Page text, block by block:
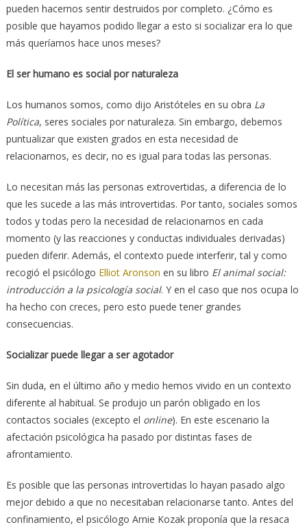
pueden hacernos sentir destruidos por completo. ¿Cómo es
posible que hayamos podido llegar a esto si socializar era lo que
más queríamos hace unos meses?
El ser humano es social por naturaleza
Los humanos somos, como dijo Aristóteles en su obra La
Política, seres sociales por naturaleza. Sin embargo, debemos
puntualizar que existen grados en esta necesidad de
relacionarnos, es decir, no es igual para todas las personas.
Lo necesitan más las personas extrovertidas, a diferencia de lo
que les sucede a las más introvertidas. Por tanto, sociales somos
todos y todas pero la necesidad de relacionarnos en cada
momento (y las reacciones y conductas individuales derivadas)
pueden diferir. Además, el contexto puede interferir, tal y como
recogió el psicólogo Elliot Aronson en su libro El animal social:
introducción a la psicología social. Y en el caso que nos ocupa lo
ha hecho con creces, pero esto puede tener grandes
consecuencias.
Socializar puede llegar a ser agotador
Sin duda, en el último año y medio hemos vivido en un contexto
diferente al habitual. Se produjo un parón obligado en los
contactos sociales (excepto el online). En este escenario la
afectación psicológica ha pasado por distintas fases de
afrontamiento.
Es posible que las personas introvertidas lo hayan pasado algo
mejor debido a que no necesitaban relacionarse tanto. Antes del
confinamiento, el psicólogo Arnie Kozak proponía que la resaca